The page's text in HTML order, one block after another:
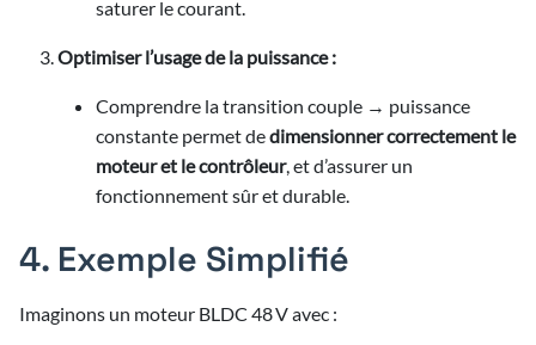
saturer le courant.
Optimiser l’usage de la puissance :
Comprendre la transition couple → puissance
constante permet dedimensionner correctement le
moteur et le contrôleur, et d’assurer un
fonctionnement sûr et durable.
4. Exemple Simplifié
Imaginons un moteur BLDC 48 V avec :